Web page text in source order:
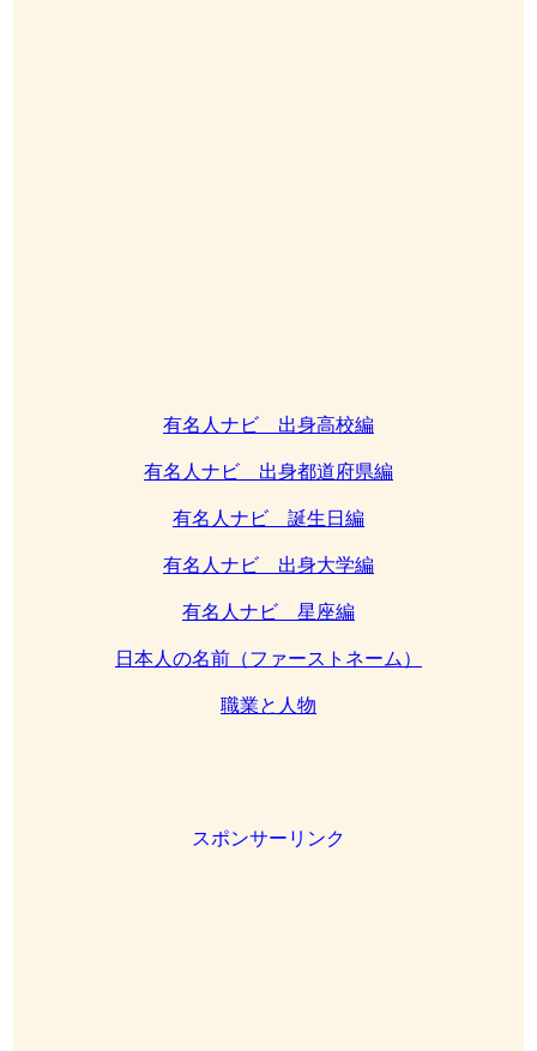
有名人ナビ 出身高校編
有名人ナビ 出身都道府県編
有名人ナビ 誕生日編
有名人ナビ 出身大学編
有名人ナビ 星座編
日本人の名前（ファーストネーム）
職業と人物
スポンサーリンク